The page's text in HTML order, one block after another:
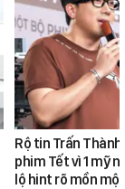
Rộ tin Trấn
phim Tết vì 1 mỹ
lộ hint rõ mồn